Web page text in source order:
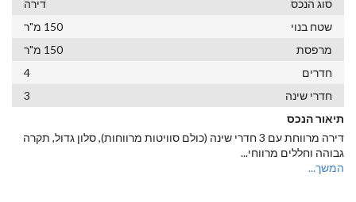
סוג הנכס
דירה
שטח בנוי
150 מ"ר
מרפסת
150 מ"ר
חדרים
4
חדרי שינה
3
תיאור הנכס
דירה מרווחת עם 3 חדרי שינה (כולם סוויטות מרווחות), סלון גדול, תקרה
גבוהה וחללים מרווחי...
המשך...